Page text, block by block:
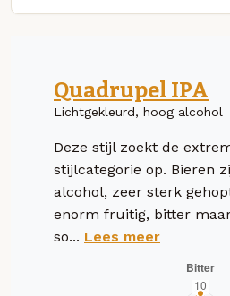
Quadrupel IPA
Lichtgekleurd, hoog alcohol
Deze stijl zoekt de
stijlcategorie op. Bieren
alcohol, zeer sterk
enorm fruitig, bitter
so... Lees meer